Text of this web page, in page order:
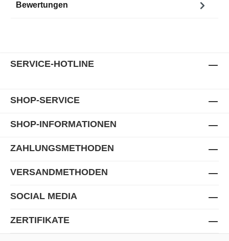
Bewertungen
SERVICE-HOTLINE
SHOP-SERVICE
SHOP-INFORMATIONEN
ZAHLUNGSMETHODEN
VERSANDMETHODEN
SOCIAL MEDIA
ZERTIFIKATE